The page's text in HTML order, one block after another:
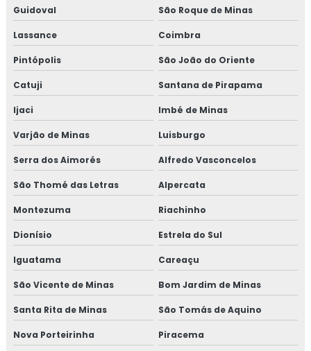
Guidoval São Roque de Minas
Lassance Coimbra
Pintópolis São João do Oriente
Catuji Santana de Pirapama
Ijaci Imbé de Minas
Varjão de Minas Luisburgo
Serra dos Aimorés Alfredo Vasconcelos
São Thomé das Letras Alpercata
Montezuma Riachinho
Dionísio Estrela do Sul
Iguatama Careaçu
São Vicente de Minas Bom Jardim de Minas
Santa Rita de Minas São Tomás de Aquino
Nova Porteirinha Piracema